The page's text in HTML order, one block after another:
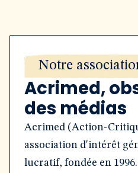
Notre
Acrimed,
des médias
Acrimed (Action-
association d'intérêt
lucratif, fondée en